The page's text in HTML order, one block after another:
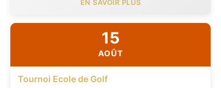
EN SAVOIR PLUS
15
AOÛT
Tournoi Ecole de Golf